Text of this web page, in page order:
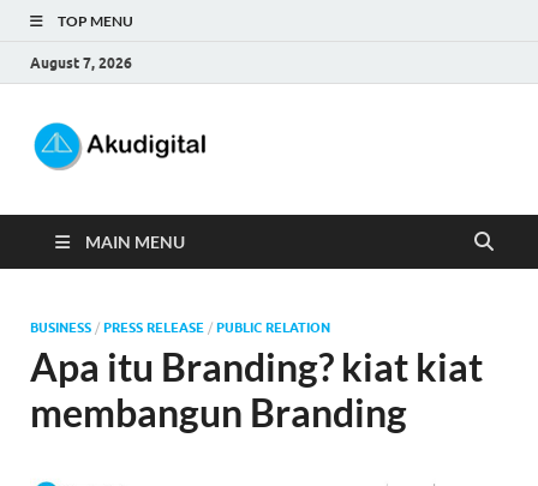
TOP MENU
August 7, 2026
MAIN MENU
BUSINESS / PRESS RELEASE / PUBLIC RELATION
Apa itu Branding? kiat kiat
membangun Branding